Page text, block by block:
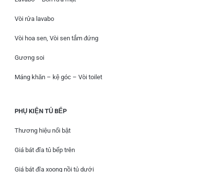
Vòi rửa lavabo
Vòi hoa sen, Vòi sen tắm đứng
Gương soi
Máng khăn – kệ góc – Vòi toilet
PHỤ KIỆN TỦ BẾP
Thương hiệu nổi bật
Giá bát đĩa tủ bếp trên
Giá bát đĩa xoong nồi tủ dưới